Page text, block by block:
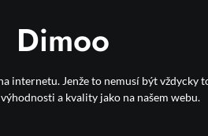
Dimoo
internetu. Jenže to nemusí být vždycky
a kvality jako na našem webu.